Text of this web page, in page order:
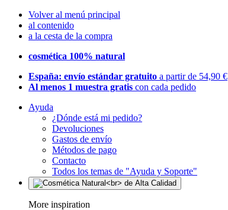
Volver al menú principal
al contenido
a la cesta de la compra
cosmética 100% natural
España: envío estándar gratuito a partir de 54,90 €
Al menos 1 muestra gratis con cada pedido
Ayuda
¿Dónde está mi pedido?
Devoluciones
Gastos de envío
Métodos de pago
Contacto
Todos los temas de "Ayuda y Soporte"
More inspiration